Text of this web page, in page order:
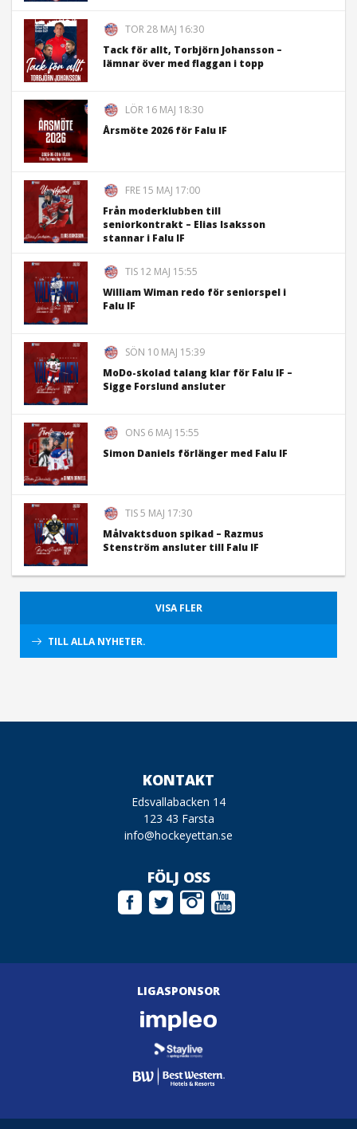
TOR 28 MAJ 16:30
Tack för allt, Torbjörn Johansson –
lämnar över med flaggan i topp
LÖR 16 MAJ 18:30
Årsmöte 2026 för Falu IF
FRE 15 MAJ 17:00
Från moderklubben till
seniorkontrakt – Elias Isaksson
stannar i Falu IF
TIS 12 MAJ 15:55
William Wiman redo för seniorspel i
Falu IF
SÖN 10 MAJ 15:39
MoDo-skolad talang klar för Falu IF –
Sigge Forslund ansluter
ONS 6 MAJ 15:55
Simon Daniels förlänger med Falu IF
TIS 5 MAJ 17:30
Målvaktsduon spikad – Razmus
Stenström ansluter till Falu IF
VISA FLER
TILL ALLA NYHETER.
KONTAKT
Edsvallabacken 14
123 43 Farsta
info@hockeyettan.se
FÖLJ OSS
LIGASPONSOR